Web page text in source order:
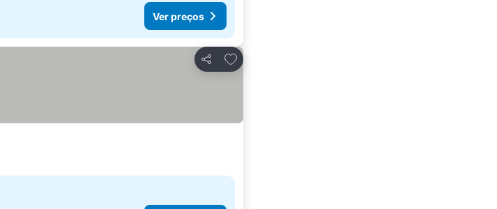
Ver preços
Partilhar
Adicionar aos favoritos